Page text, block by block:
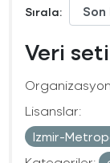
Sırala
Veri
Lisanslar:
Izmir-